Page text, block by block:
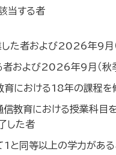
当する者
た者および2026年9月
者および2026年9月（秋
育における18年の課程
教育における授業科目
した者
1と同等以上の学力があ